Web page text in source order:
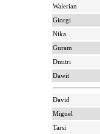
Walerian
Giorgi
Nika
Guram
Dmitri
Dawit
David
Miguel
Tarsi